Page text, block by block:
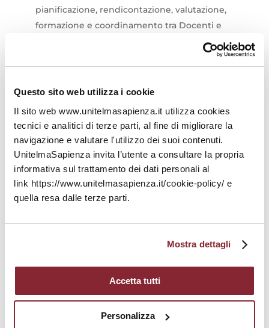
Questo sito web utilizza i cookie
Il sito web www.unitelmasapienza.it utilizza cookies
tecnici e analitici di terze parti, al fine di migliorare la
navigazione e valutare l'utilizzo dei suoi contenuti.
UnitelmaSapienza invita l’utente a consultare la propria
informativa sul trattamento dei dati personali al
link https://www.unitelmasapienza.it/cookie-policy/ e
quella resa dalle terze parti.
Mostra dettagli
Accetta tutti
Personalizza
pianificazione, rendicontazione, valutazione,
formazione e coordinamento tra Docenti e
relaziona, con cadenza semestrale, al Consiglio
Requisiti
Il tutor disciplinare deve possedere il titolo di
master di II livello oppure, alternativamente,
essere stato almeno ammesso al dottorato di
ricerca. Tali titoli devono essere coerenti con i
SSD delle attività formative dell’area disciplinare
per il quale presentano domanda. È richiesta,
inoltre, una buona conoscenza della lingua
precisione e orientamento al risultato.
Costituiscono titoli preferenziali la conoscenza
della piattaforma Moodle e delle sue funzionalità,
esperienze nella progettazione e realizzazione di
esperienze di studio, stage e/o lavoro nel mondo